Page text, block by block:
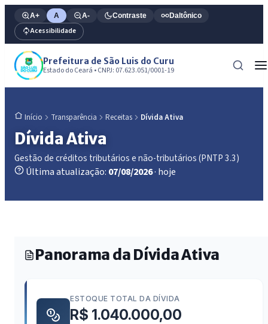
A+ A A- Contraste Daltônico
Acessibilidade
Prefeitura de São Luis do Curu
Estado do Ceará • CNPJ: 07.623.051/0001-19
Início Transparência Receitas Dívida Ativa
Dívida Ativa
Gestão de créditos tributários e não-tributários (PNTP 3.3)
Última atualização: 07/08/2026· hoje
Panorama da Dívida Ativa
ESTOQUE TOTAL DA DÍVIDA
R$ 1.040.000,00